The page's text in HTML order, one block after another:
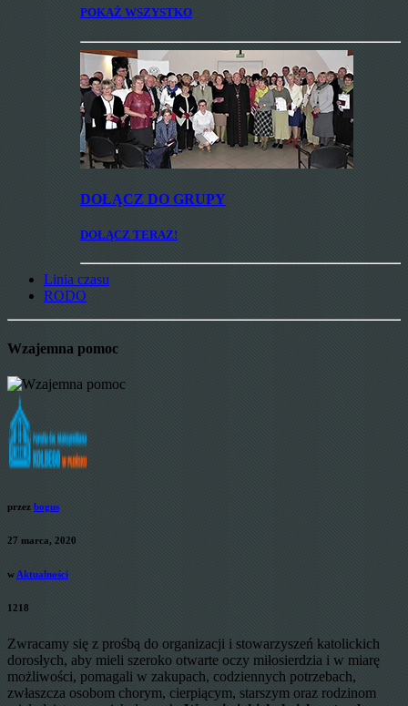
POKAŻ WSZYSTKO
DOŁĄCZ DO GRUPY
DOŁĄCZ TERAZ!
Linia czasu
RODO
Wzajemna pomoc
przez bogus
27 marca, 2020
w Aktualności
1218
Zwracamy się z prośbą do organizacji i stowarzyszeń katolickich
dorosłych, aby mieli szeroko otwarte oczy miłosierdzia i w miarę
możliwości, pomagali w zakupach, codziennych potrzebach,
zwłaszcza osobom chorym, cierpiącym, starszym oraz rodzinom